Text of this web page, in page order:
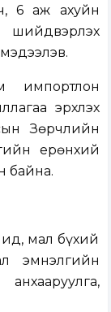
6 аж ахуйн
шийдвэрлэх
импортлон
эрхлэх
Зөрчлийн
ерөнхий
байна.
мал бүхий
эмнэлгийн